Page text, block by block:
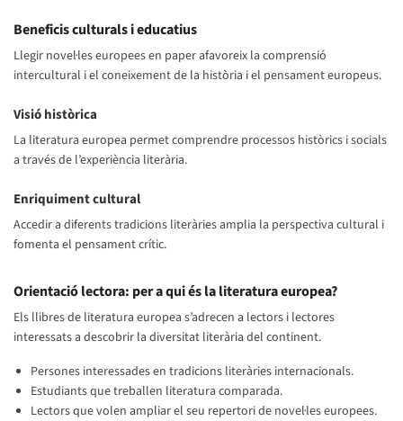
Beneficis culturals i educatius
Llegir novel·les europees en paper afavoreix la comprensió
intercultural i el coneixement de la història i el pensament europeus.
Visió històrica
La literatura europea permet comprendre processos històrics i socials
a través de l’experiència literària.
Enriquiment cultural
Accedir a diferents tradicions literàries amplia la perspectiva cultural i
fomenta el pensament crític.
Orientació lectora: per a qui és la literatura europea?
Els llibres de literatura europea s’adrecen a lectors i lectores
interessats a descobrir la diversitat literària del continent.
Persones interessades en tradicions literàries internacionals.
Estudiants que treballen literatura comparada.
Lectors que volen ampliar el seu repertori de novel·les europees.